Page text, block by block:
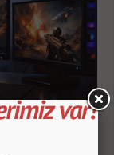
Doğru Seçim
doğru seçin,